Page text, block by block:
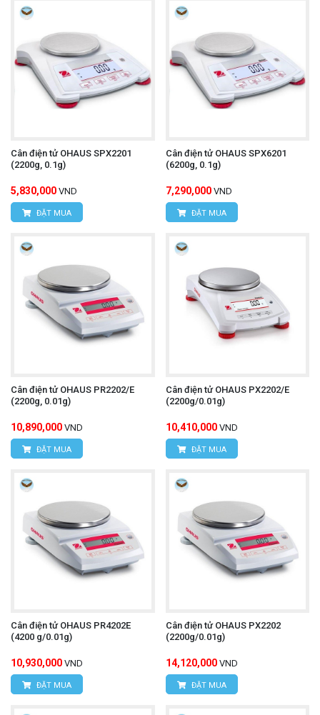
Cân điện tử OHAUS SPX2201
(2200g, 0.1g)
5,830,000 VND
ĐẶT MUA
Cân điện tử OHAUS SPX6201
(6200g, 0.1g)
7,290,000 VND
ĐẶT MUA
Cân điện tử OHAUS PR2202/E
(2200g, 0.01g)
10,890,000 VND
ĐẶT MUA
Cân điện tử OHAUS PX2202/E
(2200g/0.01g)
10,410,000 VND
ĐẶT MUA
Cân điện tử OHAUS PR4202E
(4200 g/0.01g)
10,930,000 VND
ĐẶT MUA
Cân điện tử OHAUS PX2202
(2200g/0.01g)
14,120,000 VND
ĐẶT MUA